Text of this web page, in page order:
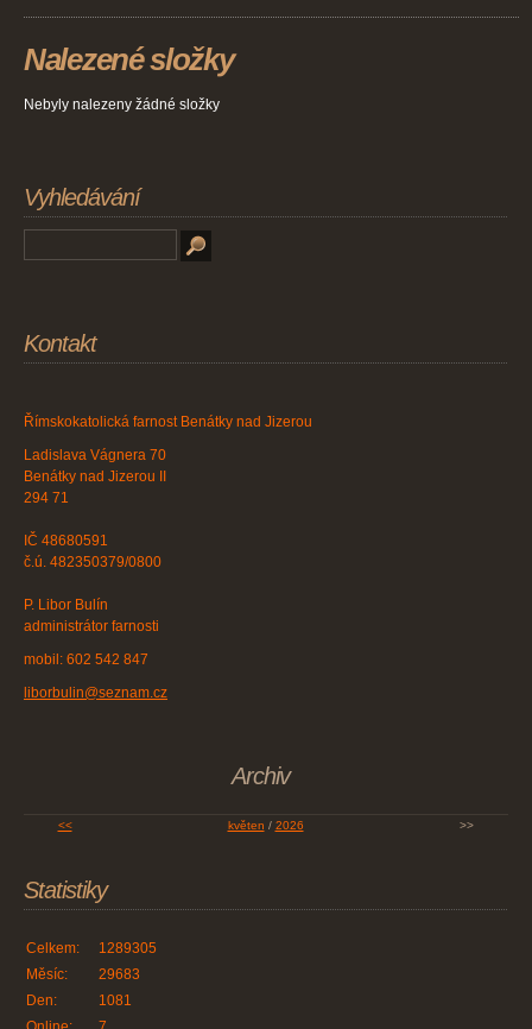
Nalezené složky
Nebyly nalezeny žádné složky
Vyhledávání
Kontakt
Římskokatolická farnost Benátky nad Jizerou
Ladislava Vágnera 70
Benátky nad Jizerou II
294 71
IČ 48680591
č.ú. 482350379/0800
P. Libor Bulín
administrátor farnosti
mobil: 602 542 847
liborbulin@seznam.cz
Archiv
<< květen / 2026 >>
Statistiky
Celkem:
1289305
Měsíc:
29683
Den:
1081